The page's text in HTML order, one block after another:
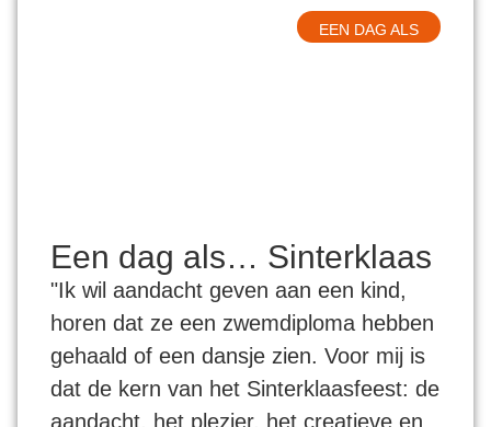
EEN DAG ALS
Een dag als… Sinterklaas
"Ik wil aandacht geven aan een kind,
horen dat ze een zwemdiploma hebben
gehaald of een dansje zien. Voor mij is
dat de kern van het Sinterklaasfeest: de
aandacht, het plezier, het creatieve en